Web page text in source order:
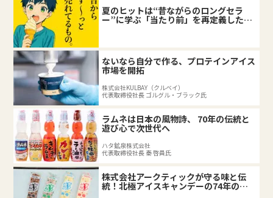
夏のヒットは“昔ながらのロングセラ
ー”に学ぶ「当たり前」を再定義した企
業の底力
ないなら自分で作る、プロテインアイス
市場を開拓
株式会社KULBAY（クルベイ）
代表取締役社長 ゴルグル・ブラック氏
ラムネは日本の風物詩、 70年の伝統と
遊び心で次世代へ
ハタ鉱泉株式会社
代表取締役社長 秦 啓員氏
株式会社アークティックが守る味と伝
統！北極アイスキャンデーの74年の軌